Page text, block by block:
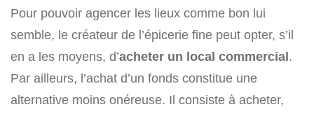
Pour pouvoir agencer les lieux comme bon lui
semble, le créateur de l’épicerie fine peut opter, s’il
en a les moyens, d’acheter un local commercial.
Par ailleurs, l’achat d’un fonds constitue une
alternative moins onéreuse. Il consiste à acheter,